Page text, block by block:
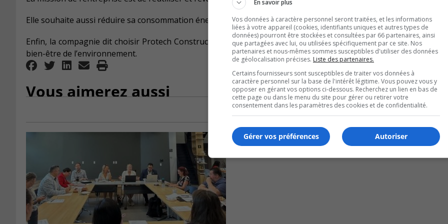
Elle souhaite aussi réduire sa consommation énergétique en instaurant de nouvelles mesures.
Enfin, la compagnie dit choisir Protech Construction pour effectuer les travaux pour ses valeurs communes
bien-être de l’environnement.
Vous aimerez aussi
En savoir plus
Vos données à caractère personnel seront traitées, et les informations
liées à votre appareil (cookies, identifiants uniques et autres types de
données) pourront être stockées et consultées par 66 partenaires, ainsi
que partagées avec lui, ou utilisées spécifiquement par ce site. Nos
partenaires et nous-mêmes sommes susceptibles d'utiliser des données
de géolocalisation précises. Liste des partenaires.
Certains fournisseurs sont susceptibles de traiter vos données à
caractère personnel sur la base de l'intérêt légitime. Vous pouvez vous y
opposer en gérant vos options ci-dessous. Recherchez un lien en bas de
cette page ou dans le menu du site pour gérer ou retirer votre
consentement dans les paramètres des cookies et de confidentialité.
Autoriser
Gérer vos préférences